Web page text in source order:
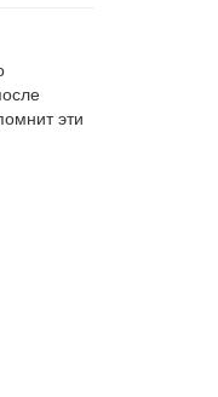
эти